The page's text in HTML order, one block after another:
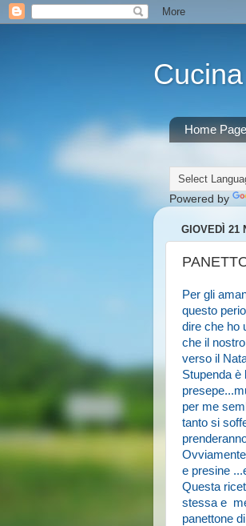
Home Page
Powered by
GIOVEDÌ 21
Per gli
questo
dire che ho
che il
verso il
Stupenda è
per me
tanto si
e presine
Questa
stessa e
panettone